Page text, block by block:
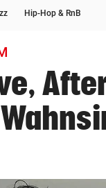
Hip-Hop & RnB